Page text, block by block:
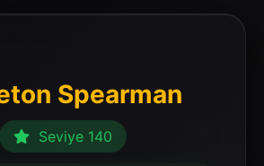
Spearman
Seviye 140